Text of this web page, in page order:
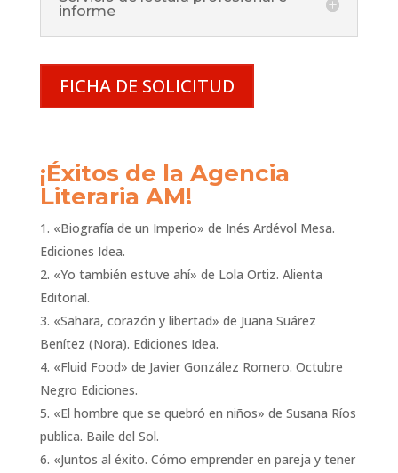
informe
FICHA DE SOLICITUD
¡Éxitos de la Agencia
Literaria AM!
«Biografía de un Imperio» de Inés Ardévol Mesa.
Ediciones Idea.
«Yo también estuve ahí» de Lola Ortiz. Alienta
Editorial.
«Sahara, corazón y libertad» de Juana Suárez
Benítez (Nora). Ediciones Idea.
«Fluid Food» de Javier González Romero. Octubre
Negro Ediciones.
«El hombre que se quebró en niños» de Susana Ríos
publica. Baile del Sol.
«Juntos al éxito. Cómo emprender en pareja y tener